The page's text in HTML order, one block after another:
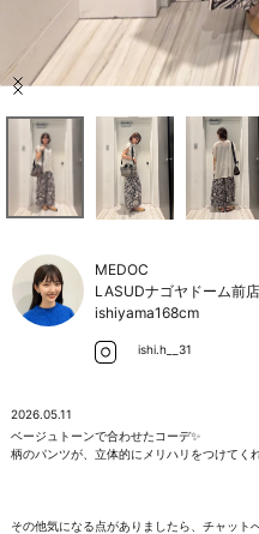
店舗検索
ご利用ガイド/ヘルプ
Item
MEDOC
LASUDナゴヤドーム前店
ishiyama168cm
ishi.h__31
2026.05.11
ベージュトーンで合わせたコーデ✨
柄のパンツが、立体的にメリハリをつけてく
その他気になる点がありましたら、チャット